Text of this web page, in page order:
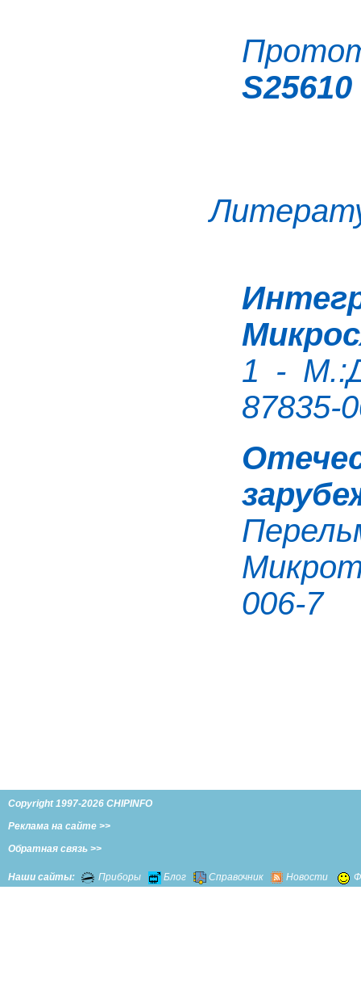
S25610
1 -
87835-
006-7
Copyright 1997-2026 CHIPINFO
Реклама на сайте >>
Обратная связь >>
Наши сайты: Приборы Блог Справочник Новости